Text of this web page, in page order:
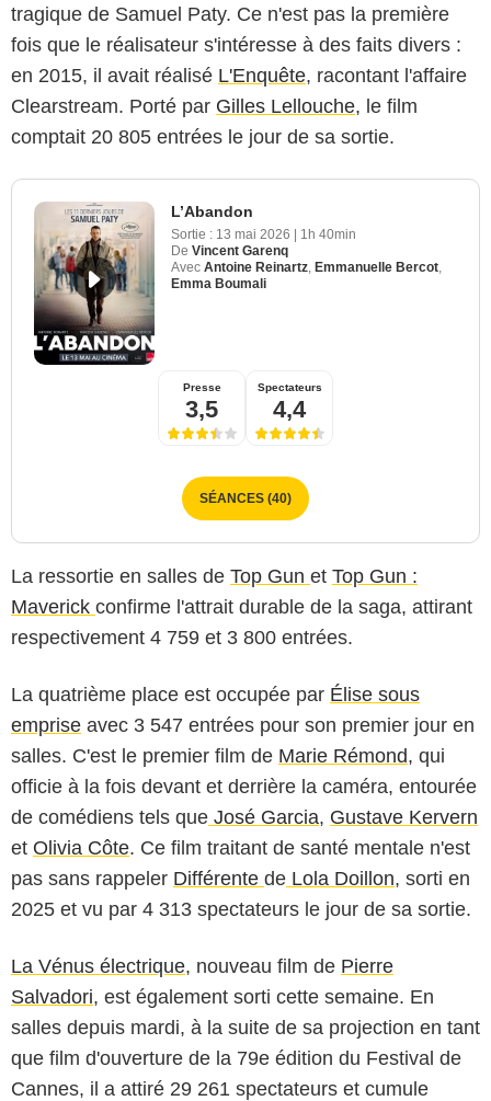
tragique de Samuel Paty. Ce n'est pas la première
fois que le réalisateur s'intéresse à des faits divers :
en 2015, il avait réalisé L'Enquête, racontant l'affaire
Clearstream. Porté par Gilles Lellouche, le film
comptait 20 805 entrées le jour de sa sortie.
L’Abandon
Sortie : 13 mai 2026 | 1h 40min
De Vincent Garenq
Avec Antoine Reinartz Emmanuelle Bercot
Emma Boumali
Presse
3,5
Spectateurs
4,4
SÉANCES (40)
La ressortie en salles de Top Gun et Top Gun :
Maverick confirme l'attrait durable de la saga, attirant
respectivement 4 759 et 3 800 entrées.
La quatrième place est occupée par Élise sous
emprise avec 3 547 entrées pour son premier jour en
salles. C'est le premier film de Marie Rémond, qui
officie à la fois devant et derrière la caméra, entourée
de comédiens tels que José Garcia, Gustave Kervern
et Olivia Côte. Ce film traitant de santé mentale n'est
pas sans rappeler Différente de Lola Doillon, sorti en
2025 et vu par 4 313 spectateurs le jour de sa sortie.
La Vénus électrique, nouveau film de Pierre
Salvadori, est également sorti cette semaine. En
salles depuis mardi, à la suite de sa projection en tant
que film d'ouverture de la 79e édition du Festival de
Cannes, il a attiré 29 261 spectateurs et cumule